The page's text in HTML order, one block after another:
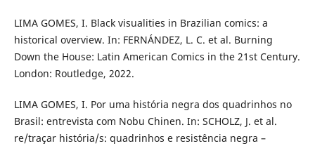
LIMA GOMES, I. Black visualities in Brazilian comics: a
historical overview. In: FERNÁNDEZ, L. C. et al. Burning
Down the House: Latin American Comics in the 21st Century.
London: Routledge, 2022.
LIMA GOMES, I. Por uma história negra dos quadrinhos no
Brasil: entrevista com Nobu Chinen. In: SCHOLZ, J. et al.
re/traçar história/s: quadrinhos e resistência negra –